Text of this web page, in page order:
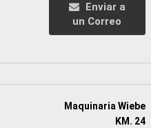
Enviar a
un Correo
Maquinaria Wiebe
KM. 24